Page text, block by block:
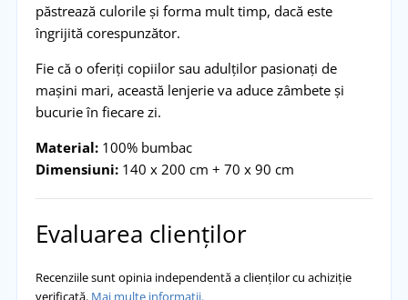
păstrează culorile și forma mult timp, dacă este
îngrijită corespunzător.
Fie că o oferiți copiilor sau adulților pasionați de
mașini mari, această lenjerie va aduce zâmbete și
bucurie în fiecare zi.
Material: 100% bumbac
Dimensiuni: 140 x 200 cm + 70 x 90 cm
Evaluarea clienților
Recenziile sunt opinia independentă a clienților cu achiziție
verificată. Mai multe informații.